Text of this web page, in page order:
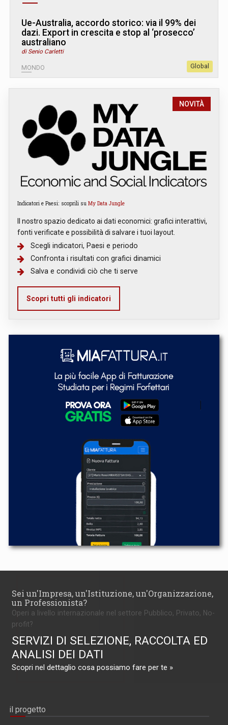
Ue-Australia, accordo storico: via il 99% dei
dazi. Export in crescita e stop al ‘prosecco’
australiano
di Senio Carletti
MONDO Global
NOVITÀ
Indicatori e Paesi: scoprili su My Data Jungle
Il nostro spazio dedicato ai dati economici: grafici interattivi,
fonti verificate e possibilità di salvare i tuoi layout.
Scegli indicatori, Paesi e periodo
Confronta i risultati con grafici dinamici
Salva e condividi ciò che ti serve
Scopri tutti gli indicatori
Sei un'Impresa, un'Istituzione, un'Organizzazione,
un Professionista?
Operi a livello internazionale nel settore Pubblico, Privato, No-
profit?
SERVIZI DI SELEZIONE, RACCOLTA ED
ANALISI DEI DATI
Scopri nel dettaglio cosa possiamo fare per te »
il progetto